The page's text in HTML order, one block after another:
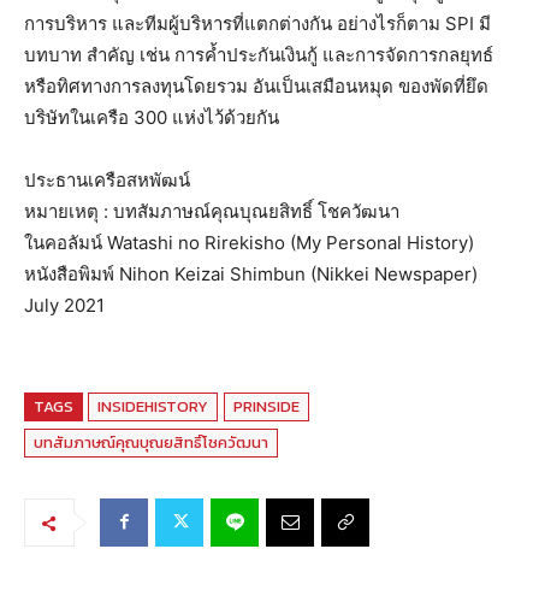
การบริหาร และทีมผู้บริหารที่แตกต่างกัน อย่างไรก็ตาม SPI มี
บทบาท สำคัญ เช่น การค้ำประกันเงินกู้ และการจัดการกลยุทธ์
หรือทิศทางการลงทุนโดยรวม อันเป็นเสมือนหมุด ของพัดที่ยึด
บริษัทในเครือ 300 แห่งไว้ด้วยกัน
ประธานเครือสหพัฒน์
หมายเหตุ : บทสัมภาษณ์คุณบุณยสิทธิ์ โชควัฒนา
ในคอลัมน์ Watashi no Rirekisho (My Personal History)
หนังสือพิมพ์ Nihon Keizai Shimbun (Nikkei Newspaper)
July 2021
TAGS INSIDEHISTORY
PRINSIDE
บทสัมภาษณ์คุณบุณยสิทธิ์โชควัฒนา